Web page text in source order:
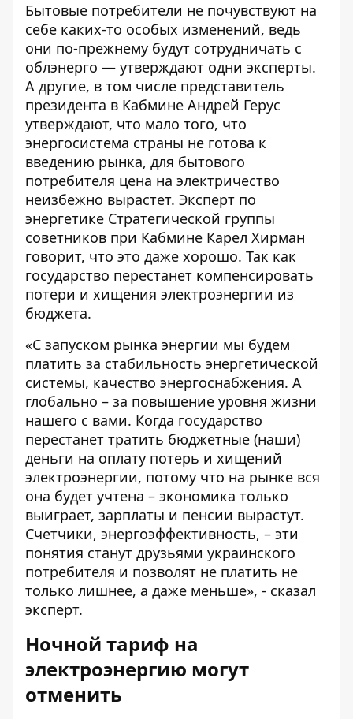
Бытовые потребители не почувствуют на
себе каких-то особых изменений, ведь
они по-прежнему будут сотрудничать с
облэнерго — утверждают одни эксперты.
А другие, в том числе представитель
президента в Кабмине Андрей Герус
утверждают, что мало того, что
энергосистема страны не готова к
введению рынка, для бытового
потребителя цена на электричество
неизбежно вырастет. Эксперт по
энергетике Стратегической группы
советников при Кабмине Карел Хирман
говорит, что это даже хорошо. Так как
государство перестанет компенсировать
потери и хищения электроэнергии из
бюджета.
«С запуском рынка энергии мы будем
платить за стабильность энергетической
системы, качество энергоснабжения. А
глобально – за повышение уровня жизни
нашего с вами. Когда государство
перестанет тратить бюджетные (наши)
деньги на оплату потерь и хищений
электроэнергии, потому что на рынке вся
она будет учтена – экономика только
выиграет, зарплаты и пенсии вырастут.
Счетчики, энергоэффективность, – эти
понятия станут друзьями украинского
потребителя и позволят не платить не
только лишнее, а даже меньше», - сказал
эксперт.
Ночной тариф на
электроэнергию могут
отменить